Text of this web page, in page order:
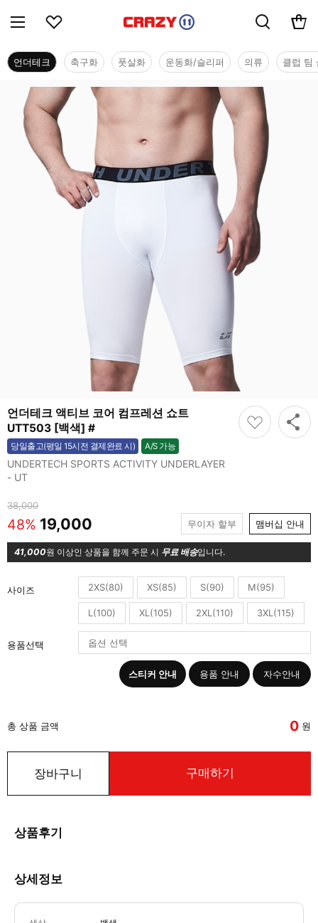
언더테크 축구화 풋살화 운동화/슬리퍼 의류 클럽 팀
언더테크
언더테크 액티브 코어 컴프레션 쇼트
UTT503 [백색] #
당일출고(평일 15시전 결제완료 시) A/S 가능
가능
UNDERTECH SPORTS ACTIVITY UNDERLAYER
- UT
38,000
48% 19,000 무이자 할부 맴버십 안내
41,000원 이상인 상품을 함께 주문 시 무료 배송입니다.
사이즈 2XS(80) XS(85) S(90) M(95)
L(100) XL(105) 2XL(110) 3XL(115)
용품선택
스티커 안내 용품 안내 자수안내
총 상품 금액 0 원
장바구니 구매하기
상품후기
상세정보